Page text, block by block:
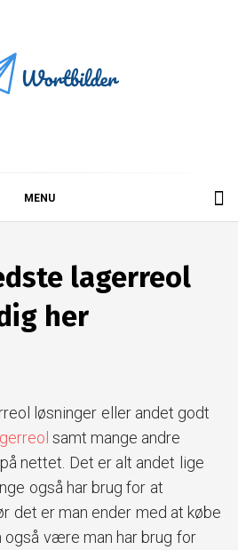
MENU
lagerreol
her
løsninger eller andet godt
samt mange andre
nettet. Det er alt andet lige
også har brug for at
det er man ender med at købe
også være man har brug for